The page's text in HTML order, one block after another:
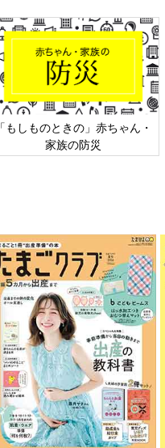
「もしものときの」赤ちゃん・
家族の防災